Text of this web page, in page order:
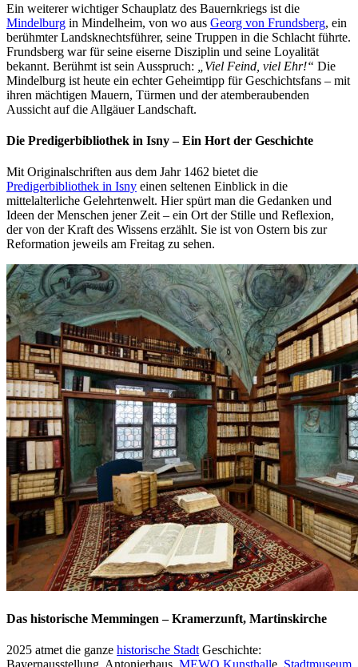
Ein weiterer wichtiger Schauplatz des Bauernkriegs ist die
Mindelburg in Mindelheim, von wo aus Georg von Frundsberg, ein
berühmter Landsknechtsführer, seine Truppen in die Schlacht führte.
Frundsberg war für seine eiserne Disziplin und seine Loyalität
bekannt. Berühmt ist sein Ausspruch:
„Viel Feind, viel Ehr!“ Die
Mindelburg ist heute ein echter Geheimtipp für Geschichtsfans – mit
ihren mächtigen Mauern, Türmen und der atemberaubenden
Aussicht auf die Allgäuer Landschaft.
Die Predigerbibliothek in Isny – Ein Hort der Geschichte
Mit Originalschriften aus dem Jahr 1462 bietet die
Predigerbibliothek in Isny einen seltenen Einblick in die
mittelalterliche Gelehrtenwelt. Hier spürt man die Gedanken und
Ideen der Menschen jener Zeit – ein Ort der Stille und Reflexion,
der von der Kraft des Wissens erzählt. Sie ist von Ostern bis zur
Reformation jeweils am Freitag zu sehen.
Das historische Memmingen – Kramerzunft, Martinskirche
2025 atmet die ganze historische Stadt Geschichte:
Bayernausstellung, Antonierhaus, MEWO Kunsthalle, Stadtmuseum